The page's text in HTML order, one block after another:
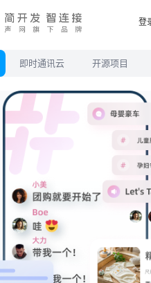
登
即时通讯云 开源项目